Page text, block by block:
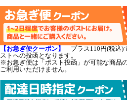
【お急ぎ便クーポン】
プラス110円(税込)
ストへの投函となります。
※お急ぎ便は「ポスト投函」が可能な商品
ご利用いただけません。